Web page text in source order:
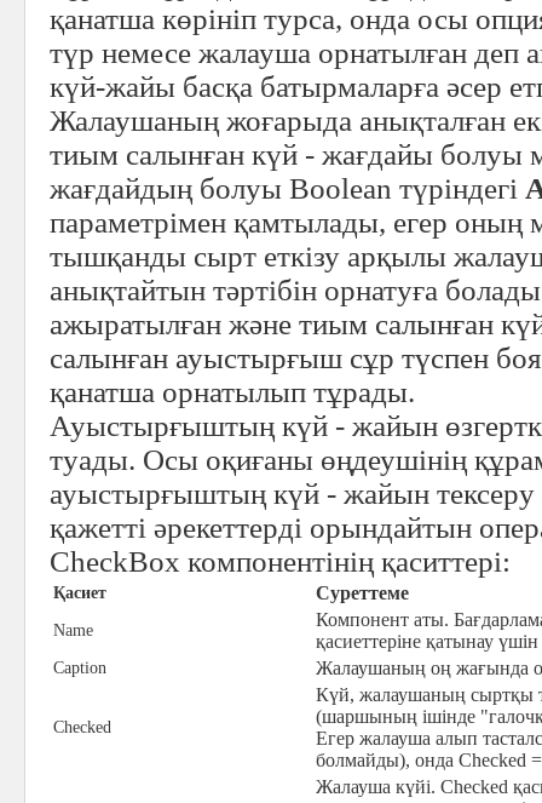
қанатша көрініп турса, онда осы
түр немесе жалауша орнатылған деп
күй-жайы басқа батырмаларға әсер
Жалаушаның жоғарыда анықталған
тиым салынған күй - жағдайы болуы
жағдайдың болуы Boolean түріндегі
параметрімен қамтылады, егер оның
тышқанды сырт еткізу арқылы
анықтайтын тәртібін орнатуға
ажыратылған және тиым салынған
салынған ауыстырғыш сұр түспен
қанатша орнатылып тұрады.
Ауыстырғыштың күй - жайын
туады. Осы оқиғаны өңдеушінің
ауыстырғыштың күй - жайын тексеру
қажетті әрекеттерді орындайтын
CheckBox компонентінің қаситтері:
Қасиет Суреттеме
Name
Компонент аты.
қасиеттеріне қатынау
Caption Жалаушаның оң жағында
Checked
Күй, жалаушаның сыртқы
(шаршының ішінде
Егер жалауша алып
болмайды), онда Checked
Жалауша күйі. Checked